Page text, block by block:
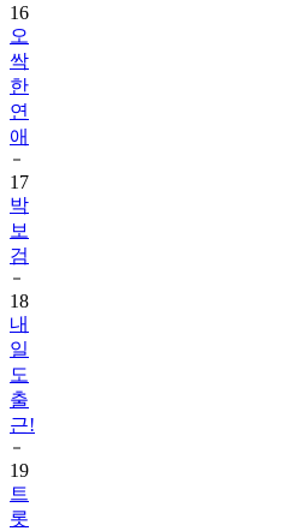
16
오
싹
한
연
애
17
박
보
검
18
내
일
도
출
근!
19
트
롯